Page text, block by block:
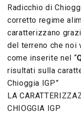
Radicchio di
corretto regime
caratterizzano
del terreno che noi
come inserite nel “
risultati sulla
Chioggia IGP”
LA
CHIOGGIA IGP